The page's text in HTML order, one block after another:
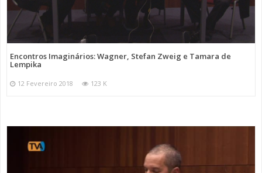
Encontros Imaginários: Wagner, Stefan Zweig e Tamara de
Lempika
12 Fevereiro 2018 123 K